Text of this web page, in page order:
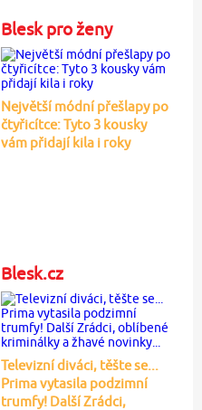
Blesk pro ženy
Největší módní přešlapy po
čtyřicítce: Tyto 3 kousky
vám přidají kila i roky
Blesk.cz
Televizní diváci, těšte se...
Prima vytasila podzimní
trumfy! Další Zrádci,